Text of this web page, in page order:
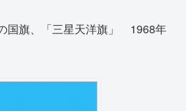
国旗、「三星天洋旗」 1968年